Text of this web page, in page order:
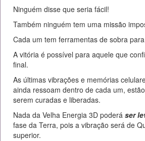
Ninguém disse que seria fácil!
Também ninguém tem uma missão
Cada um tem ferramentas de sobra
A vitória é possível para aquele que
final.
As últimas vibrações e memórias
ainda ressoam dentro de cada um,
serem curadas e liberadas.
Nada da Velha Energia 3D poderá ser
fase da Terra, pois a vibração será de
superior.